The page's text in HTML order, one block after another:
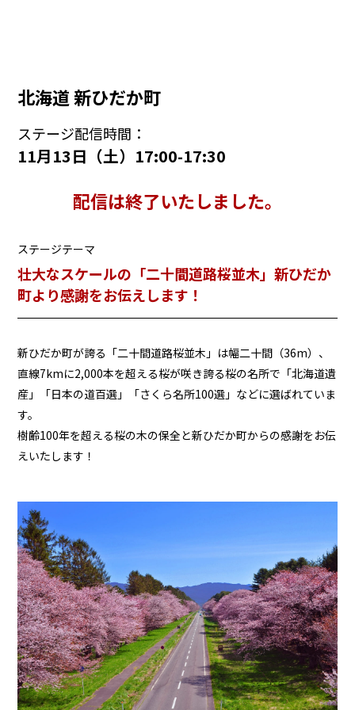
北海道 新ひだか町
ステージ配信時間：
11月13日（土）17:00-17:30
配信は終了いたしました。
ステージテーマ
壮大なスケールの「二十間道路桜並木」新ひだか
町より感謝をお伝えします！
新ひだか町が誇る「二十間道路桜並木」は幅二十間（36m）、
直線7kmに2,000本を超える桜が咲き誇る桜の名所で「北海道遺
産」「日本の道百選」「さくら名所100選」などに選ばれていま
す。
樹齢100年を超える桜の木の保全と新ひだか町からの感謝をお伝
えいたします！